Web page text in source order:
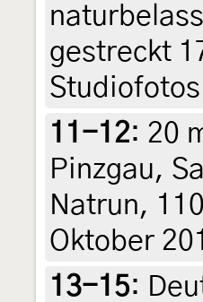
gestreckt
11-12: 20
Pinzgau,
Natrun,
Oktober
13-15: